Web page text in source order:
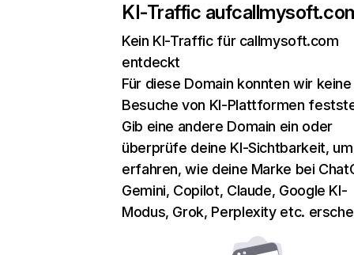
KI-Traffic auf
Kein KI-Traffic für callmysoft.com
entdeckt
Für diese Domain konnten wir keine
Besuche von KI-Plattformen
Gib eine andere Domain ein oder
überprüfe deine KI-Sichtbarkeit,
erfahren, wie deine Marke bei
Gemini, Copilot, Claude, Google KI-
Modus, Grok, Perplexity etc.